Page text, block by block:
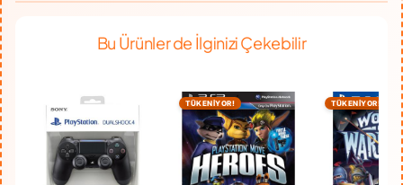
Bu Ürünler de İlginizi Çekebilir
TÜKENİYOR! TÜKENİYOR!